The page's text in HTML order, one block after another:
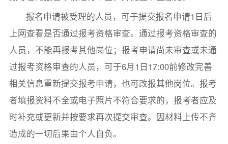
报名申请被受理的人员，可于提交报名申请1日后
上网查看是否通过报考资格审查。通过报考资格审查的
人员，不能再报考其他岗位；报考申请尚未审查或未通
过报考资格审查的人员，可于6月1日17:00前修改完善
相关信息重新提交报考申请，也可改报其他岗位。报考
者填报资料不全或电子照片不符合要求的，报考者应及
时补充或更新并按要求再次提交审查。因材料上传不齐
造成的一切后果由个人自负。